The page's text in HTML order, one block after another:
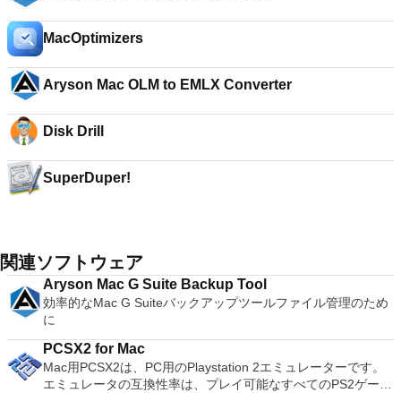
MacOptimizers
Aryson Mac OLM to EMLX Converter
Disk Drill
SuperDuper!
関連ソフトウェア
Aryson Mac G Suite Backup Tool
効率的なMac G Suiteバックアップツールファイル管理のため
に
PCSX2 for Mac
Mac用PCSX2は、PC用のPlaystation 2エミュレーターです。
エミュレータの互換性率は、プレイ可能なすべてのPS2ゲーム